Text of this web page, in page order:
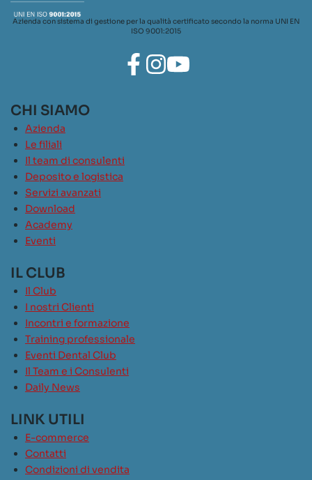
Azienda con sistema di gestione per la qualità certificato secondo la norma UNI EN
ISO 9001:2015
CHI SIAMO
Azienda
Le filiali
Il team di consulenti
Deposito e logistica
Servizi avanzati
Download
Academy
Eventi
IL CLUB
Il Club
I nostri Clienti
Incontri e formazione
Training professionale
Eventi Dental Club
Il Team e i Consulenti
Daily News
LINK UTILI
E-commerce
Contatti
Condizioni di vendita